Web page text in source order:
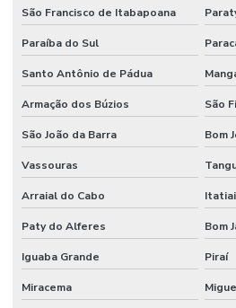
Manutenção preventiva industrial
Manutenção de sistemas elétricos
Mecânica de manutenção de máquinas
Mezanino em estrutura metálica
Mezanino estrutura metálica galpão
Mezanino de metal
Mezanino metálico desmontável
São Francisco de Itabapoana
Paraíba do Sul
Santo Antônio de Pádua
Armação dos Búzios São
São João da Barra Bom
Vassouras
Arraial do Cabo
Paty do Alferes Bom
Iguaba Grande Piraí
Miracema